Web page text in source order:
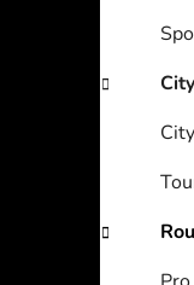
City